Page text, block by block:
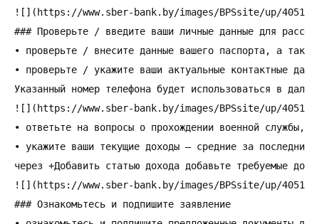
![](https://www.sber-bank.by/images/BPSsite/up/
### Проверьте / введите ваши личные данные для
• проверьте / внесите данные вашего паспорта, а
• проверьте / укажите ваши актуальные контактные
Указанный номер телефона будет использоваться в
![](https://www.sber-bank.by/images/BPSsite/up/
• ответьте на вопросы о прохождении военной службы,
• укажите ваши текущие доходы – средние за последние
через +Добавить статью дохода добавьте требуемые
![](https://www.sber-bank.by/images/BPSsite/up/
### Ознакомьтесь и подпишите заявление